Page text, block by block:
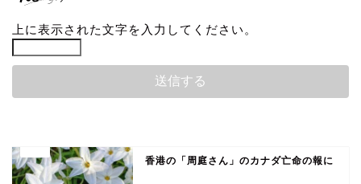
上に表示された文字を入力してください。
香港の「周庭さん」のカナダ亡命の報に